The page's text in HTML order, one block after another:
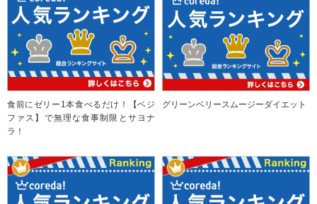
食前にゼリー1本食べるだけ！【ベジ
ファス】で無理な食事制限とサヨナ
ラ！
グリーンベリースムージーダイエット